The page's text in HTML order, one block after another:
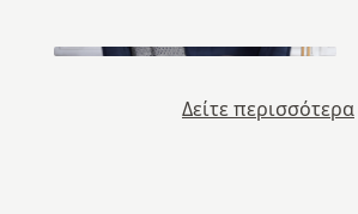
Δείτε περισσότερα